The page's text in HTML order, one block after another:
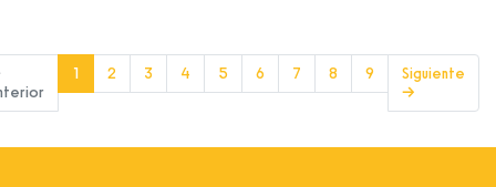
1 (current)
2 3 4 5 6 7 8 9
Siguiente
→